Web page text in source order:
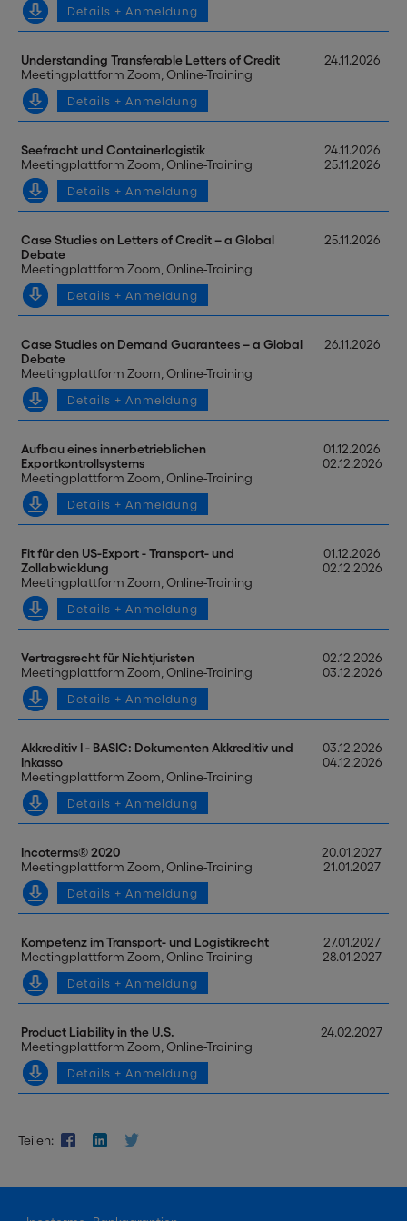
Details + Anmeldung
Understanding Transferable Letters of Credit
Meetingplattform Zoom, Online-Training
24.11.2026
Details + Anmeldung
Seefracht und Containerlogistik
Meetingplattform Zoom, Online-Training
24.11.2026
25.11.2026
Details + Anmeldung
Case Studies on Letters of Credit – a Global
Debate
Meetingplattform Zoom, Online-Training
25.11.2026
Details + Anmeldung
Case Studies on Demand Guarantees – a Global
Debate
Meetingplattform Zoom, Online-Training
26.11.2026
Details + Anmeldung
Aufbau eines innerbetrieblichen
Exportkontrollsystems
Meetingplattform Zoom, Online-Training
01.12.2026
02.12.2026
Details + Anmeldung
Fit für den US-Export - Transport- und
Zollabwicklung
Meetingplattform Zoom, Online-Training
01.12.2026
02.12.2026
Details + Anmeldung
Vertragsrecht für Nichtjuristen
Meetingplattform Zoom, Online-Training
02.12.2026
03.12.2026
Details + Anmeldung
Akkreditiv I - BASIC: Dokumenten Akkreditiv und
Inkasso
Meetingplattform Zoom, Online-Training
03.12.2026
04.12.2026
Details + Anmeldung
Incoterms® 2020
Meetingplattform Zoom, Online-Training
20.01.2027
21.01.2027
Details + Anmeldung
Kompetenz im Transport- und Logistikrecht
Meetingplattform Zoom, Online-Training
27.01.2027
28.01.2027
Details + Anmeldung
Product Liability in the U.S.
Meetingplattform Zoom, Online-Training
24.02.2027
Details + Anmeldung
Teilen: